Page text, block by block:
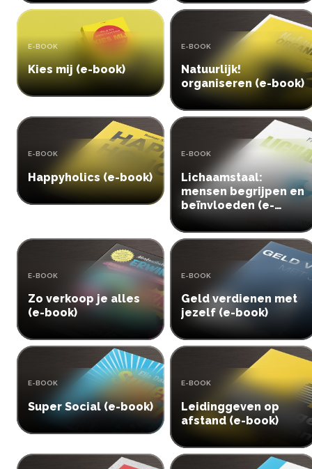
Kies mij (e-book)
TYPE:
E-BOOK
Natuurlijk!
organiseren (e-book)
TYPE:
E-BOOK
Happyholics (e-book)
TYPE:
E-BOOK
Lichaamstaal:
mensen begrijpen en
beïnvloeden (e-
book)
TYPE:
E-BOOK
Zo verkoop je alles
(e-book)
TYPE:
E-BOOK
Geld verdienen met
jezelf (e-book)
TYPE:
E-BOOK
Super Social (e-book)
TYPE:
E-BOOK
Leidinggeven op
afstand (e-book)
TYPE:
E-BOOK